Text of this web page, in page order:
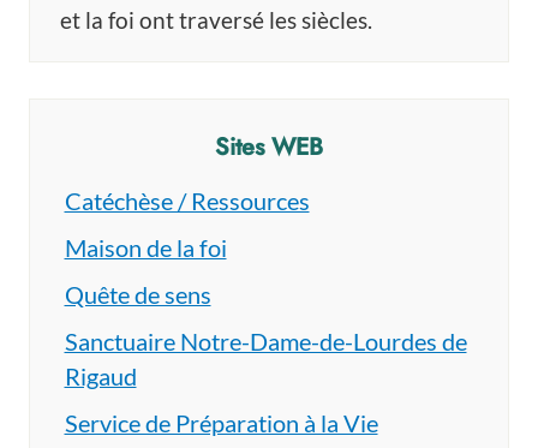
et la foi ont traversé les siècles.
Sites WEB
Catéchèse / Ressources
Maison de la foi
Quête de sens
Sanctuaire Notre-Dame-de-Lourdes de
Rigaud
Service de Préparation à la Vie